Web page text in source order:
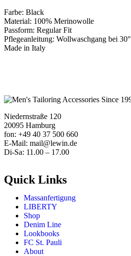
Farbe: Black
Material: 100% Merinowolle
Passform: Regular Fit
Pflegeanleitung: Wollwaschgang bei 30°
Made in Italy
Niedernstraße 120
20095 Hamburg
fon: +49 40 37 500 660
E-Mail: mail@lewin.de
Di-Sa: 11.00 – 17.00
Quick Links
Massanfertigung
LIBERTY
Shop
Denim Line
Lookbooks
FC St. Pauli
About